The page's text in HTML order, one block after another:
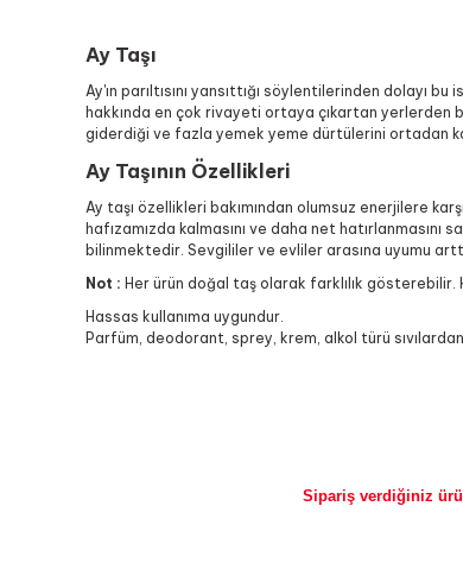
Ay Taşı
Ay'ın parıltısını yansıttığı söylentilerinden
hakkında en çok rivayeti ortaya çıkartan yerlerden
giderdiği ve fazla yemek yeme dürtülerini ortadan
Ay Taşının Özellikleri
Ay taşı özellikleri bakımından olumsuz enerjilere
hafızamızda kalmasını ve daha net
bilinmektedir. Sevgililer ve evliler arasına uyumu
Not : Her ürün doğal taş olarak farklılık
Hassas kullanıma uygundur.
Parfüm, deodorant, sprey, krem, alkol türü sıvılardan
Sipariş verdiğiniz